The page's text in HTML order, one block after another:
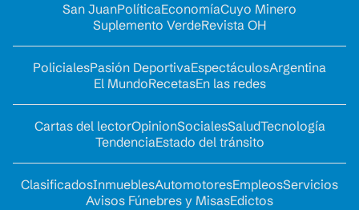
San JuanPolíticaEconomíaCuyo Minero
Suplemento VerdeRevista OH
PolicialesPasión DeportivaEspectáculosArgentina
El MundoRecetasEn las redes
Cartas del lectorOpinionSocialesSaludTecnología
TendenciaEstado del tránsito
ClasificadosInmueblesAutomotoresEmpleosServicios
Avisos Fúnebres y MisasEdictos